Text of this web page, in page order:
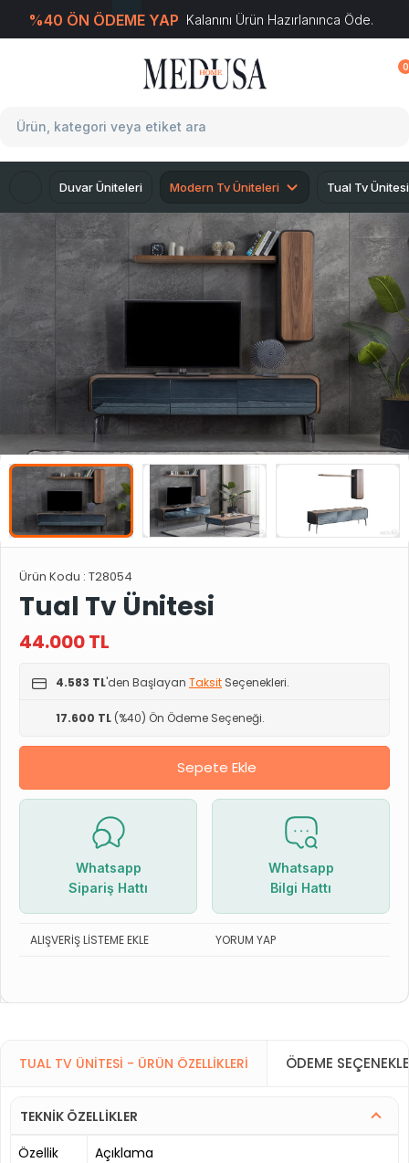
%40 ÖN ÖDEME YAP Kalanını Ürün Hazırlanınca Öde.
0
Duvar Üniteleri Modern Tv Üniteleri Tual Tv Ünitesi
Ürün Kodu : T28054
Tual Tv Ünitesi
44.000TL
4.583 TL'den Başlayan Taksit Seçenekleri.
17.600 TL (%40) Ön Ödeme Seçeneği.
Sepete Ekle
Whatsapp
Sipariş Hattı
Whatsapp
Bilgi Hattı
ALIŞVERIŞ LISTEME EKLE YORUM YAP
TUAL TV ÜNITESI - ÜRÜN ÖZELLIKLERI ÖDEME
TEKNİK ÖZELLİKLER
Özellik
Açıklama
T-Soft E-Ticaret Sistemleriyle Hazırlanmıştır.